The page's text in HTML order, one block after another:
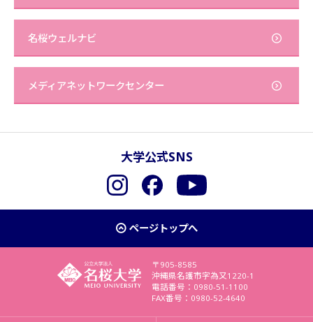
名桜ウェルナビ
メディアネットワークセンター
大学公式SNS
InstagramFacebookYouTube
ページトップへ
〒905-8585
沖縄県名護市字為又1220-1
電話番号：0980-51-1100
FAX番号：0980-52-4640